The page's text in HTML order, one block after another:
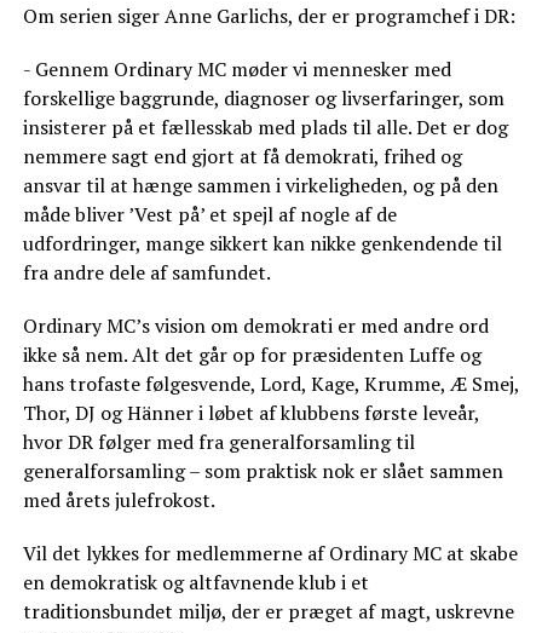
Om serien siger Anne Garlichs, der er programchef i DR:
- Gennem Ordinary MC møder vi mennesker med
forskellige baggrunde, diagnoser og livserfaringer, som
insisterer på et fællesskab med plads til alle. Det er dog
nemmere sagt end gjort at få demokrati, frihed og
ansvar til at hænge sammen i virkeligheden, og på den
måde bliver ’Vest på’ et spejl af nogle af de
udfordringer, mange sikkert kan nikke genkendende til
fra andre dele af samfundet.
Ordinary MC’s vision om demokrati er med andre ord
ikke så nem. Alt det går op for præsidenten Luffe og
hans trofaste følgesvende, Lord, Kage, Krumme, Æ Smej,
Thor, DJ og Hänner i løbet af klubbens første leveår,
hvor DR følger med fra generalforsamling til
generalforsamling – som praktisk nok er slået sammen
med årets julefrokost.
Vil det lykkes for medlemmerne af Ordinary MC at skabe
en demokratisk og altfavnende klub i et
traditionsbundet miljø, der er præget af magt, uskrevne